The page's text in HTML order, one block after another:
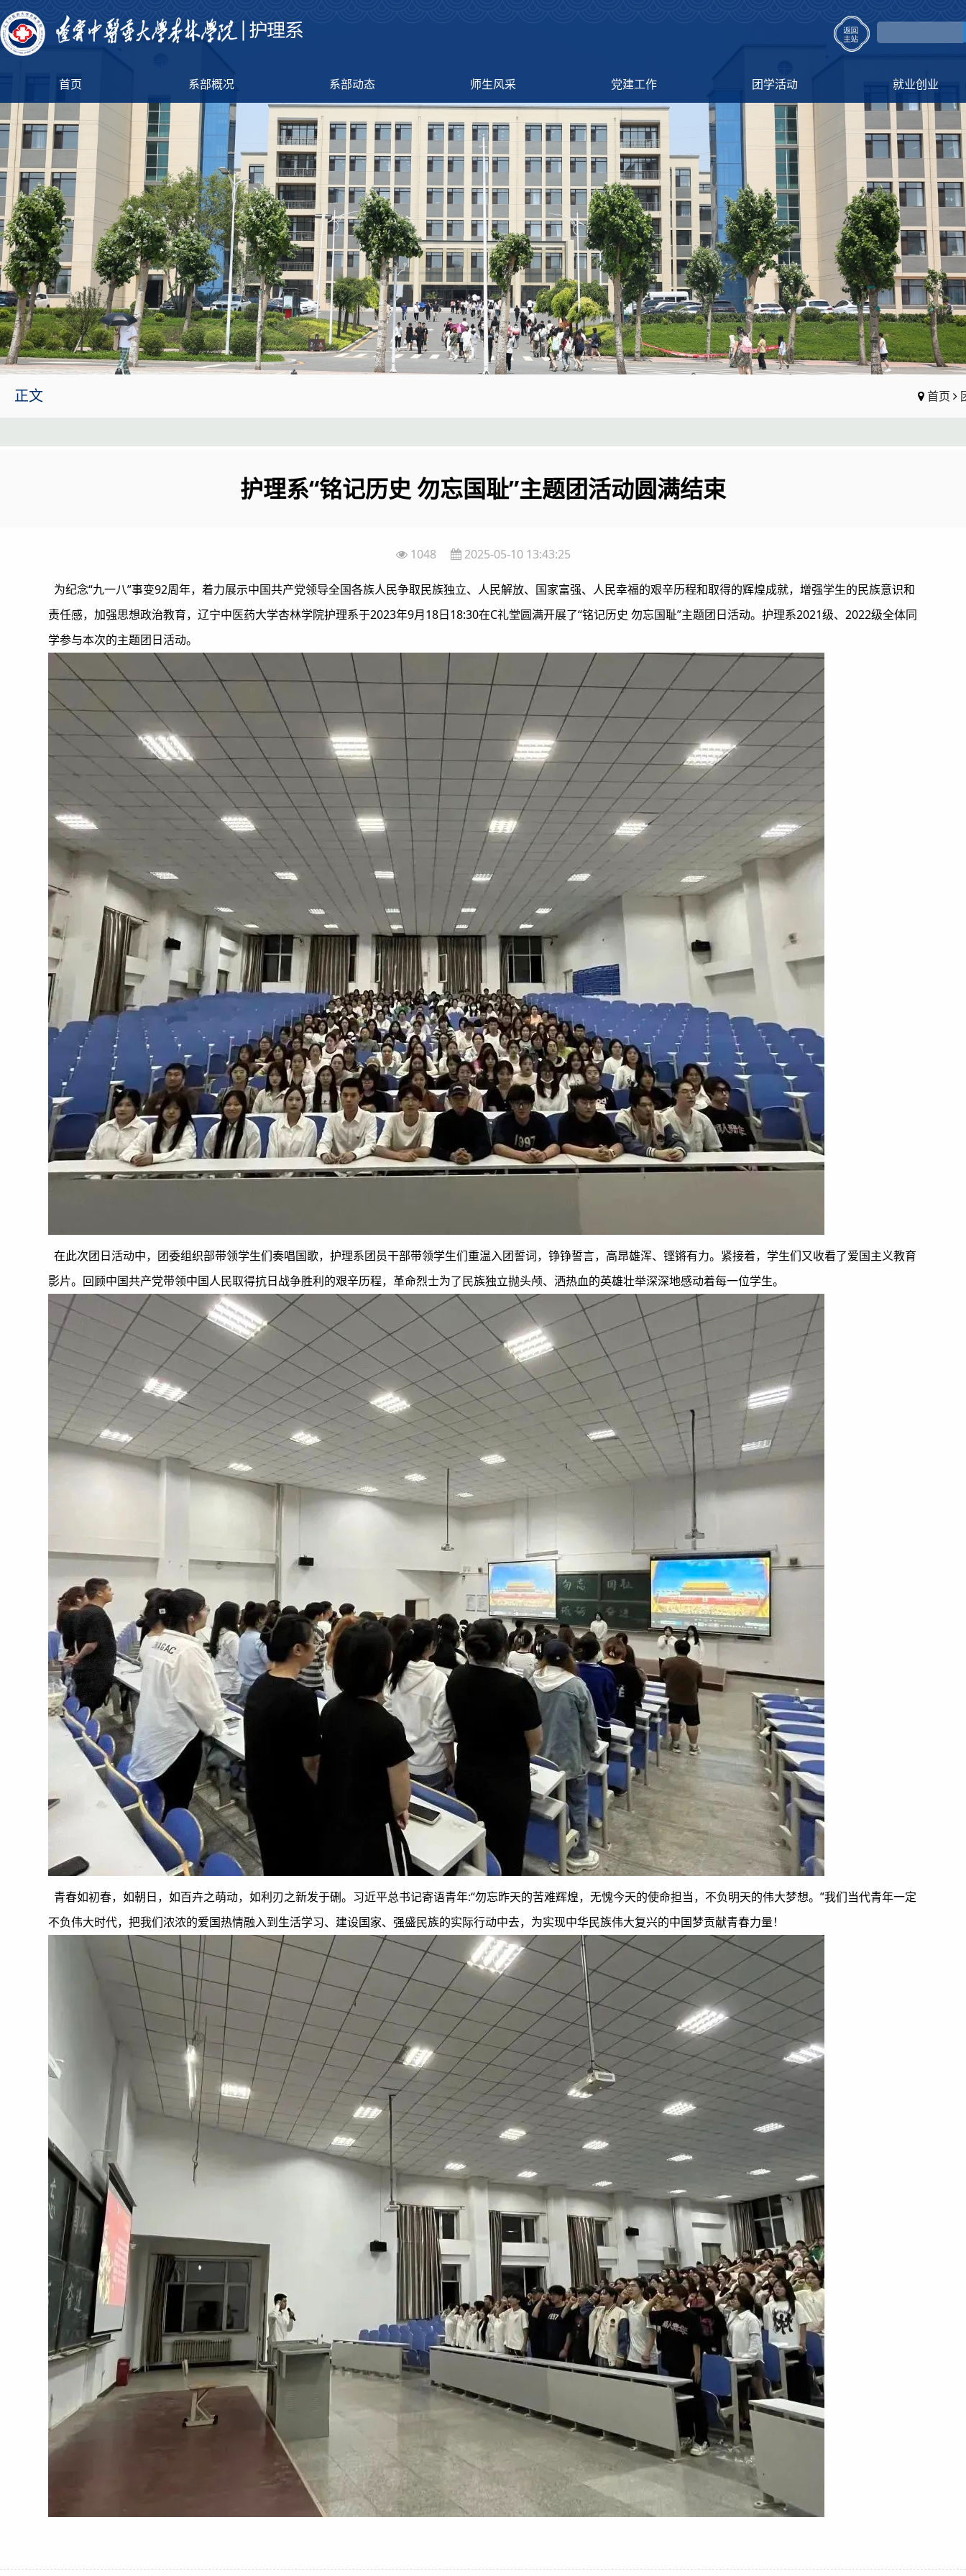
首页 系部概况 系部动态 师生风采 党建工作 团学活动 就业创业
首页
正文
护理系“铭记历史 勿忘国耻”主题团活动圆满结束
1048 2025-05-10 13:43:25
为纪念“九一八”事变92周年，着力展示中国共产党领导全国各族人民争取民族独立、人民解放、国家富强、人民幸福的艰辛历程和取得的辉煌成就，增强学生的民族意识和
责任感，加强思想政治教育，辽宁中医药大学杏林学院护理系于2023年9月18日18:30在C礼堂圆满开展了“铭记历史 勿忘国耻”主题团日活动。护理系2021级、2022级全体同
学参与本次的主题团日活动。
在此次团日活动中，团委组织部带领学生们奏唱国歌，护理系团员干部带领学生们重温入团誓词，铮铮誓言，高昂雄浑、铿锵有力。紧接着，学生们又收看了爱国主义教育
影片。回顾中国共产党带领中国人民取得抗日战争胜利的艰辛历程，革命烈士为了民族独立抛头颅、洒热血的英雄壮举深深地感动着每一位学生。
青春如初春，如朝日，如百卉之萌动，如利刃之新发于硎。习近平总书记寄语青年:“勿忘昨天的苦难辉煌，无愧今天的使命担当，不负明天的伟大梦想。”我们当代青年一定
不负伟大时代，把我们浓浓的爱国热情融入到生活学习、建设国家、强盛民族的实际行动中去，为实现中华民族伟大复兴的中国梦贡献青春力量！